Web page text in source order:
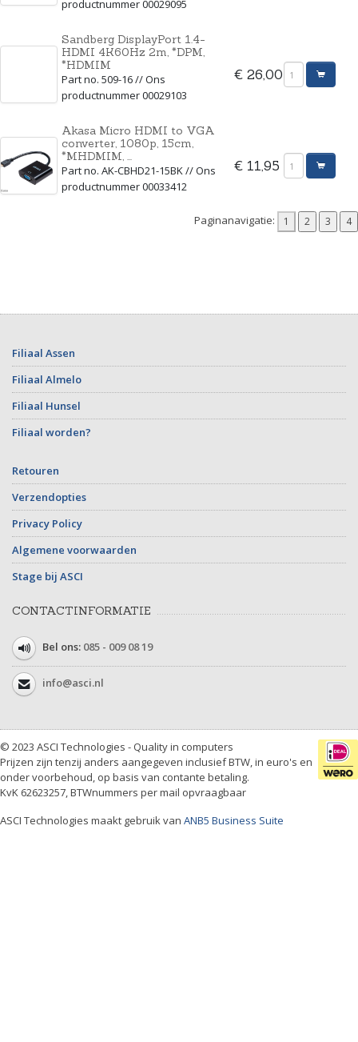
productnummer 00029095
Sandberg DisplayPort 1.4-
HDMI 4K60Hz 2m, *DPM,
*HDMIM
Part no. 509-16 // Ons
productnummer 00029103
€ 26,00
Akasa Micro HDMI to VGA
converter, 1080p, 15cm,
*MHDMIM, ...
Part no. AK-CBHD21-15BK // Ons
productnummer 00033412
€ 11,95
Paginanavigatie:
Filiaal Assen
Filiaal Almelo
Filiaal Hunsel
Filiaal worden?
Retouren
Verzendopties
Privacy Policy
Algemene voorwaarden
Stage bij ASCI
CONTACTINFORMATIE
Bel ons: 085 - 009 08 19
info@asci.nl
© 2023 ASCI Technologies - Quality in computers
Prijzen zijn tenzij anders aangegeven inclusief BTW, in euro's en
onder voorbehoud, op basis van contante betaling.
KvK 62623257, BTWnummers per mail opvraagbaar
ASCI Technologies maakt gebruik van ANB5 Business Suite